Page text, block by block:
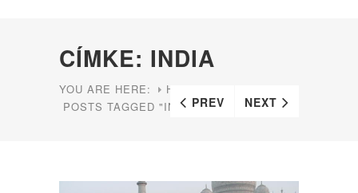
CÍMKE: INDIA
YOU ARE HERE:
HOME
POSTS TAGGED "INDIA"PREV NEXT